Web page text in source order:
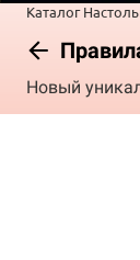
Каталог
Новый